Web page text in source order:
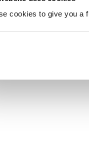
cookies to give you a